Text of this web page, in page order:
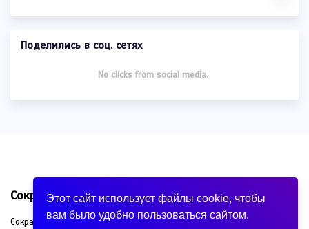
Этот сайт использует файлы cookie, чтобы
вам было удобно пользоваться сайтом.
Поделились в соц. сетях
No clicks from social media.
Сократитель ссылок - s.sh6.ru
Сокращатель Ссылок со встроенной статистикой -